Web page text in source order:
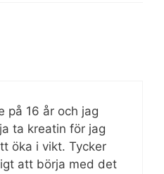
på 16 år och jag
ta kreatin för jag
öka i vikt. Tycker
att börja med det